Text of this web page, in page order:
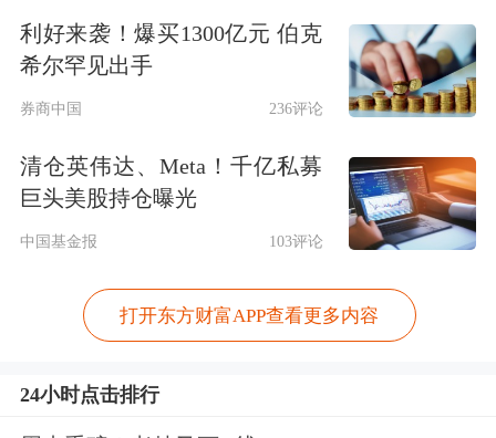
道，上线专属报名入口，简化流程、优
先审核并专人跟进。同时，平台开启专
属流量通道，为拓展新市场的商家提供
流量倾斜，帮助其对接更广阔的全球客
户。此外，针对受关税影响的订单，阿
里国际站将酌情提供豁免措施，并上线
美国海关编码维护功能和计税能力，支
持商家清关。
“近期平台流量正在向欧洲市场倾斜，
利好来袭！爆买1300亿元 伯克
希尔罕见出手
券商中国 236评论
清仓英伟达、Meta！千亿私募
巨头美股持仓曝光
中国基金报 103评论
打开东方财富APP查看更多内容
24小时点击排行